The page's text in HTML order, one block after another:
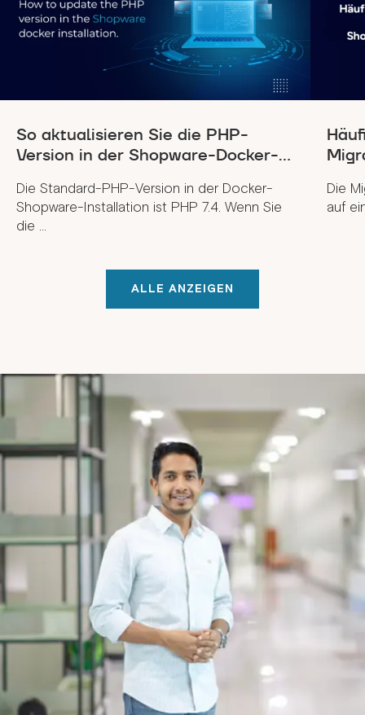
So aktualisieren Sie die PHP-
Version in der Shopware-Docker-...
Die Standard-PHP-Version in der Docker-
Shopware-Installation ist PHP 7.4. Wenn Sie
die ...
Die
auf
ALLE ANZEIGEN